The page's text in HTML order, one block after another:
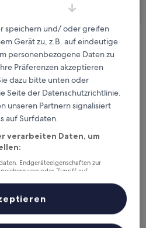
bei
für jede
Übernachtung
für Mitglieder
für diese Daten
7. Aug. - 8. Aug.
speichern und/ oder greifen
Gerät zu, z.B. auf eindeutige
personenbezogene Daten zu
Präferenzen akzeptieren
dazu bitte unten oder
Seite der Datenschutzrichtlinie.
unseren Partnern signalisiert
auf Surfdaten.
verarbeiten Daten, um
Endgeräteeigenschaften zur
von oder Zugriff auf
und der Performance von Inhalten,
und Verbesserung von